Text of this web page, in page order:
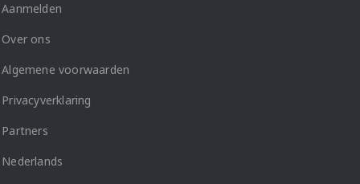
Aanmelden
Over ons
Algemene voorwaarden
Privacyverklaring
Partners
Nederlands